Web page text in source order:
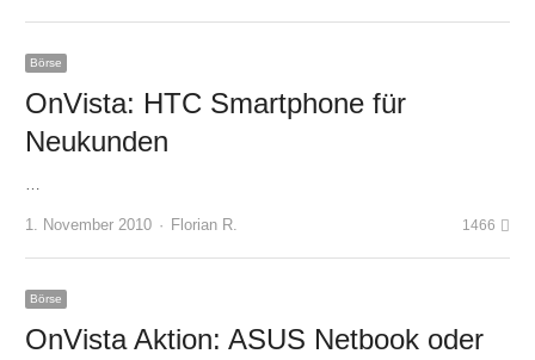
Börse
OnVista: HTC Smartphone für
Neukunden
…
1. November 2010 Author
Florian R. 1466
Börse
OnVista Aktion: ASUS Netbook oder